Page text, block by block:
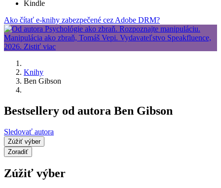
Kindle
Ako čítať e-knihy zabezpečené cez Adobe DRM?
Knihy
Ben Gibson
Bestsellery od autora Ben Gibson
Sledovať autora
Zúžiť výber
Zoradiť
Zúžiť výber